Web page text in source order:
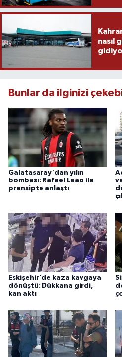
nasıl
Bunlar da ilginizi
Galatasaray'dan yılın
bombası: Rafael Leao ile
prensipte anlaştı
Eskişehir'de kaza kavgaya
dönüştü: Dükkana girdi,
kan aktı